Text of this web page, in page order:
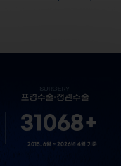
31068+
2015. 6월 ~ 2026년 4월 기준